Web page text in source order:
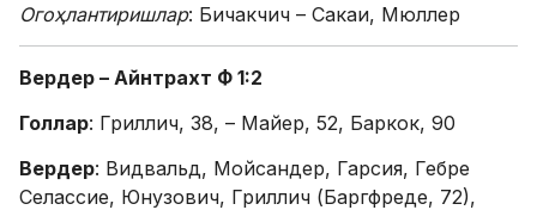
Огоҳлантиришлар: Бичакчич – Сакаи, Мюллер
Вердер – Айнтрахт Ф 1:2
Голлар: Гриллич, 38, – Майер, 52, Баркок, 90
Вердер: Видвальд, Мойсандер, Гарсия, Гебре
Селассие, Юнузович, Гриллич (Баргфреде, 72),